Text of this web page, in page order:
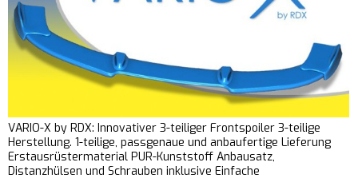
VARIO-X by RDX: Innovativer 3-teiliger Frontspoiler 3-teilige
Herstellung. 1-teilige, passgenaue und anbaufertige Lieferung
Erstausrüstermaterial PUR-Kunststoff Anbausatz,
Distanzhülsen und Schrauben inklusive Einfache